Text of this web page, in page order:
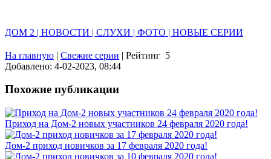
ДОМ 2 | НОВОСТИ | СЛУХИ | ФОТО | НОВЫЕ СЕРИИ
На главную | Свежие серии | Рейтинг 5
Добавлено: 4-02-2023, 08:44
Похожие публикации
Приход на Дом-2 новых участников 24 февраля 2020 года!
Дом-2 приход новичков за 17 февраля 2020 года!